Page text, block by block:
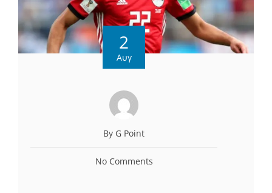
2
Αυγ
By G Point
No Comments